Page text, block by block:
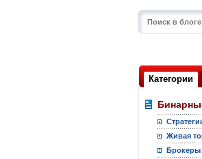
Категории
Живая
Брокеры